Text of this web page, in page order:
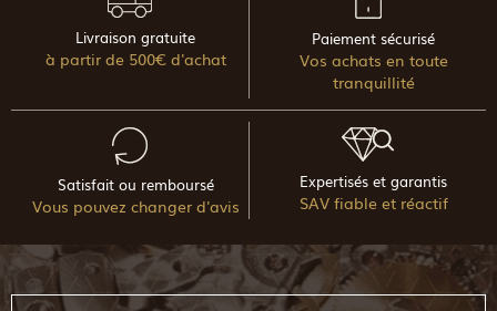
Livraison gratuite
à partir de 500€ d'achat
Paiement sécurisé
Vos achats en toute
tranquillité
Satisfait ou remboursé
Vous pouvez changer d'avis
Expertisés et garantis
SAV fiable et réactif